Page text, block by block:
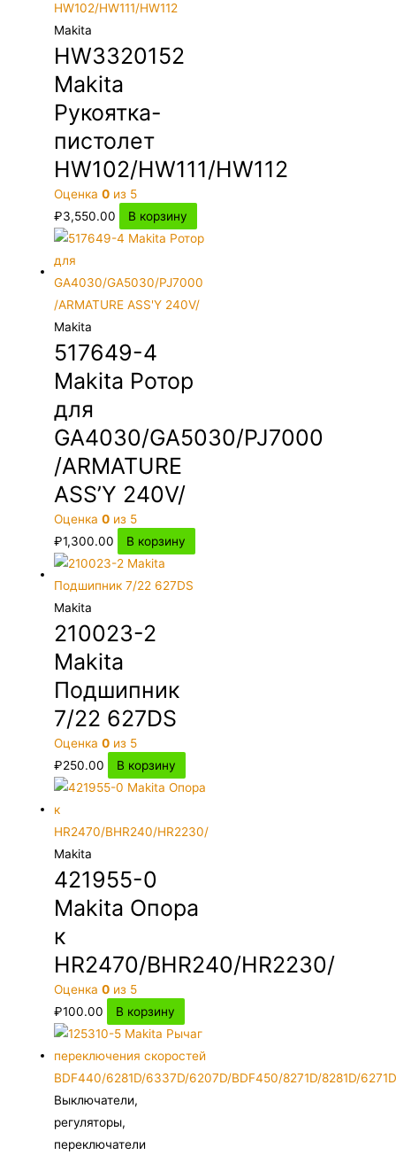
Makita
HW3320152
Makita
Рукоятка-
пистолет
HW102/HW111/HW112
Оценка0 из 5
₽3,550.00 В корзину
Makita
517649-4
Makita Ротор
для
GA4030/GA5030/PJ7000
/ARMATURE
ASS’Y 240V/
Оценка0 из 5
₽1,300.00 В корзину
Makita
210023-2
Makita
Подшипник
7/22 627DS
Оценка0 из 5
₽250.00 В корзину
Makita
421955-0
Makita Опора
к
HR2470/BHR240/HR2230/
Оценка0 из 5
₽100.00 В корзину
Выключатели,
регуляторы,
переключатели